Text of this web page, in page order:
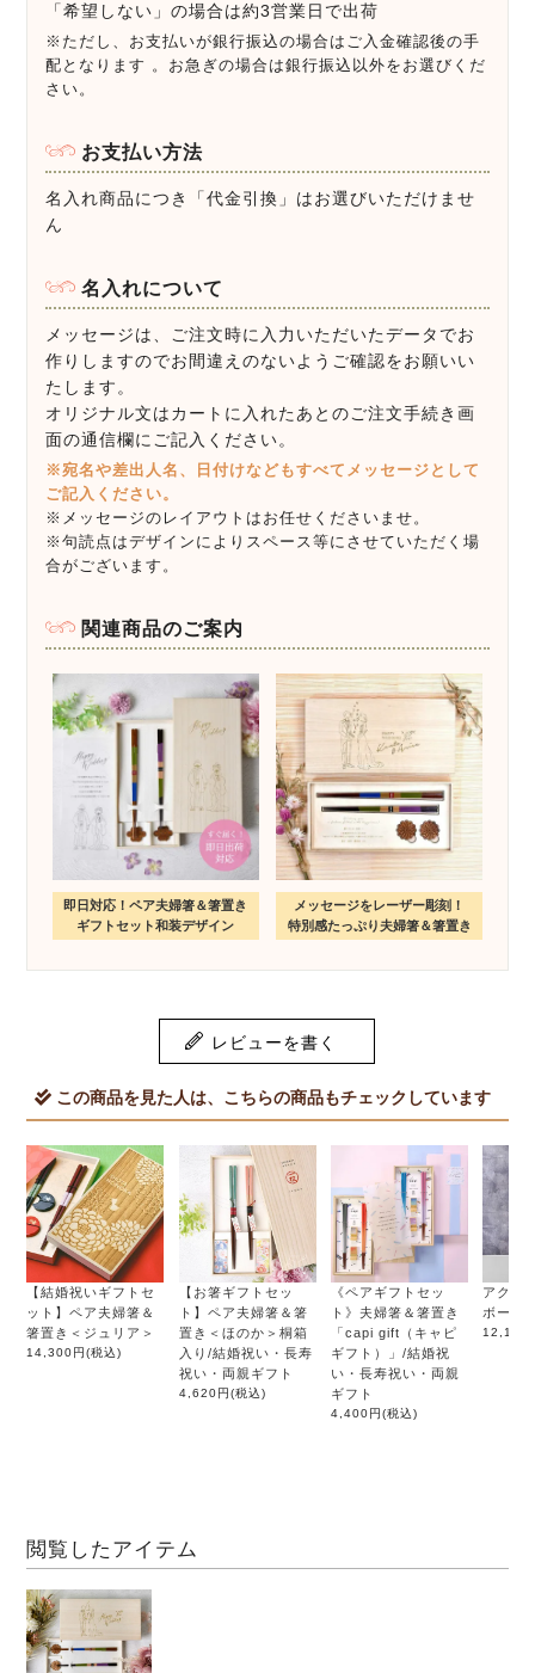
「希望しない」の場合は約3営業日で出荷
※ただし、お支払いが銀行振込の場合はご入金確認後の手
配となります 。お急ぎの場合は銀行振込以外をお選びくだ
さい。
お支払い方法
名入れ商品につき「代金引換」はお選びいただけませ
ん
名入れについて
メッセージは、ご注文時に入力いただいたデータでお
作りしますのでお間違えのないようご確認をお願いい
たします。
オリジナル文はカートに入れたあとのご注文手続き画
面の通信欄にご記入ください。
※宛名や差出人名、日付けなどもすべてメッセージとして
ご記入ください。
※メッセージのレイアウトはお任せくださいませ。
※句読点はデザインによりスペース等にさせていただく場
合がございます。
関連商品のご案内
即日対応！ペア夫婦箸＆箸置き
ギフトセット和装デザイン
メッセージをレーザー彫刻！
特別感たっぷり夫婦箸＆箸置き
レビューを書く
この商品を見た人は、こちらの商品もチェックしています
【結婚祝いギフトセ
ット】ペア夫婦箸＆
箸置き＜ジュリア＞
14,300円(税込)
【お箸ギフトセッ
ト】ペア夫婦箸＆箸
置き＜ほのか＞桐箱
入り/結婚祝い・長寿
祝い・両親ギフト
4,620円(税込)
《ペアギフトセッ
ト》夫婦箸＆箸置き
「capi gift（キャピ
ギフト）」/結婚祝
い・長寿祝い・両親
ギフト
4,400円(税込)
アクリ
ボード
12,100
閲覧したアイテム